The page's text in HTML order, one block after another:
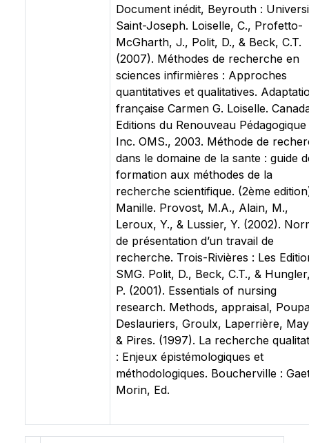
Document inédit, Beyrouth :
Saint-Joseph. Loiselle, C., Profetto-
McGharth, J., Polit, D., & Beck, C.T.
(2007). Méthodes de recherche en
sciences infirmières : Approches
quantitatives et qualitatives.
française Carmen G. Loiselle.
Editions du Renouveau Pédagogique
Inc. OMS., 2003. Méthode de
dans le domaine de la sante : guide
formation aux méthodes de la
recherche scientifique. (2ème
Manille. Provost, M.A., Alain, M.,
Leroux, Y., & Lussier, Y. (2002).
de présentation d’un travail de
recherche. Trois-Rivières : Les
SMG. Polit, D., Beck, C.T., &
P. (2001). Essentials of nursing
research. Methods, appraisal,
Deslauriers, Groulx, Laperrière,
& Pires. (1997). La recherche
: Enjeux épistémologiques et
méthodologiques. Boucherville :
Morin, Ed.